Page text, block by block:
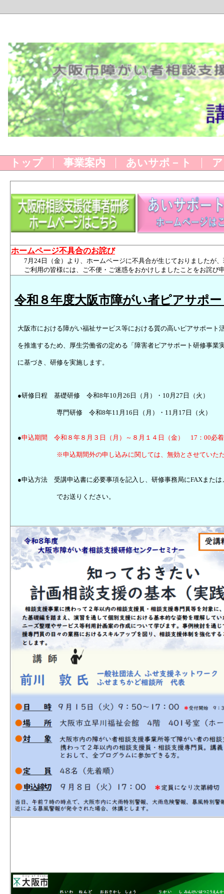
トップ 事業案内 あいサポ－ト
ホームページ不具合のお詫び
7月24日（金）より、ホームページに不具合が生じておりましたが
ご利用の皆様には、ご不便・ご迷惑をおかけしましたことをお詫び
令和８年度大阪市障がい者ピアサポ
大阪市における障がい福祉サービス等における質の高いピアサポート
を推進するため、厚生労働省の定める「障害者ピアサポート研修事業
に基づき、研修を実施します。
●研修日程 基礎研修 令和8年10月26日（月）・10月27日（火）
専門研修 令和8年11月16日（月）・11月17日（火）
●申込期間 令和８年８月３日（月）～８月１４日（金） 17：00必着
※申込期間外の申し込みに関しては、無効とさせていた
●申込方法 受講申込書に必要事項を記入し、研修事務局にFAXまたは
でお送りください。